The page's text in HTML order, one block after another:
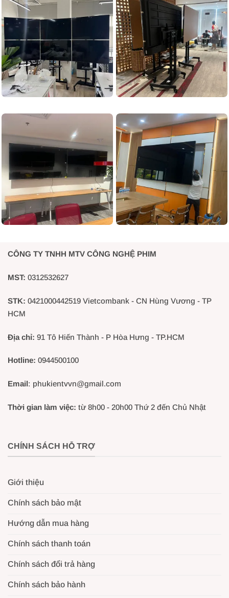
CÔNG TY TNHH MTV CÔNG NGHỆ PHIM
MST: 0312532627
STK: 0421000442519 Vietcombank - CN Hùng Vương - TP
HCM
Địa chỉ: 91 Tô Hiến Thành - P Hòa Hưng - TP.HCM
Hotline: 0944500100
Email: phukientvvn@gmail.com
Thời gian làm việc: từ 8h00 - 20h00 Thứ 2 đến Chủ Nhật
CHÍNH SÁCH HỖ TRỢ
Giới thiệu
Chính sách bảo mật
Hướng dẫn mua hàng
Chính sách thanh toán
Chính sách đổi trả hàng
Chính sách bảo hành